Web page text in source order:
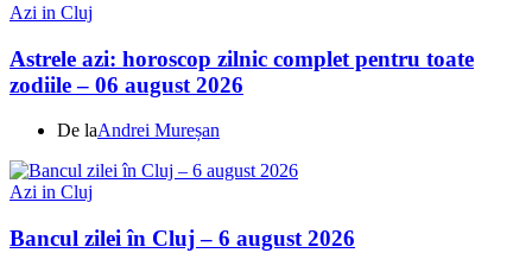
Azi in Cluj
Astrele azi: horoscop zilnic complet pentru toate
zodiile – 06 august 2026
De laAndrei Mureșan
Azi in Cluj
Bancul zilei în Cluj – 6 august 2026